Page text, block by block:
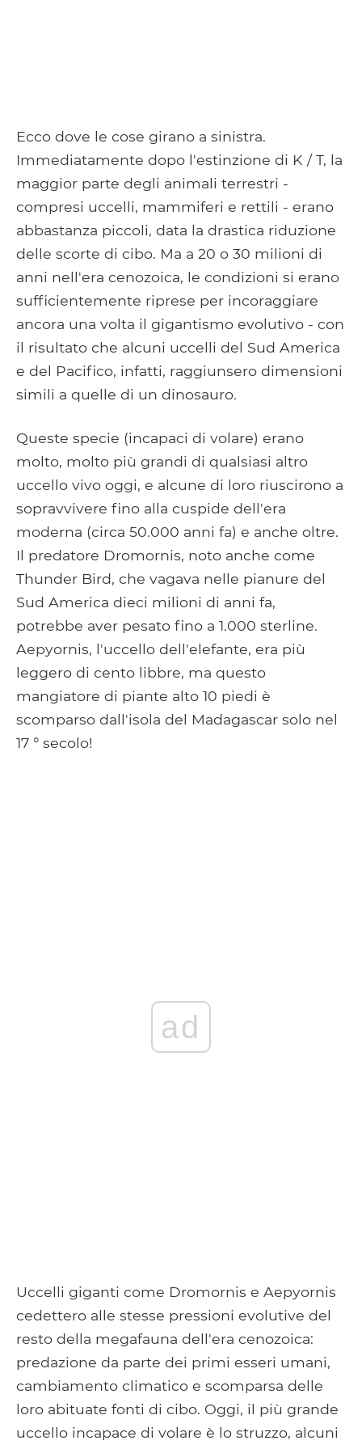
Ecco dove le cose girano a sinistra.
Immediatamente dopo l'estinzione di K / T, la
maggior parte degli animali terrestri -
compresi uccelli, mammiferi e rettili - erano
abbastanza piccoli, data la drastica riduzione
delle scorte di cibo. Ma a 20 o 30 milioni di
anni nell'era cenozoica, le condizioni si erano
sufficientemente riprese per incoraggiare
ancora una volta il gigantismo evolutivo - con
il risultato che alcuni uccelli del Sud America
e del Pacifico, infatti, raggiunsero dimensioni
simili a quelle di un dinosauro.
Queste specie (incapaci di volare) erano
molto, molto più grandi di qualsiasi altro
uccello vivo oggi, e alcune di loro riuscirono a
sopravvivere fino alla cuspide dell'era
moderna (circa 50.000 anni fa) e anche oltre.
Il predatore Dromornis, noto anche come
Thunder Bird, che vagava nelle pianure del
Sud America dieci milioni di anni fa,
potrebbe aver pesato fino a 1.000 sterline.
Aepyornis, l'uccello dell'elefante, era più
leggero di cento libbre, ma questo
mangiatore di piante alto 10 piedi è
scomparso dall'isola del Madagascar solo nel
17 ° secolo!
ad
Uccelli giganti come Dromornis e Aepyornis
cedettero alle stesse pressioni evolutive del
resto della megafauna dell'era cenozoica:
predazione da parte dei primi esseri umani,
cambiamento climatico e scomparsa delle
loro abituate fonti di cibo. Oggi, il più grande
uccello incapace di volare è lo struzzo, alcuni